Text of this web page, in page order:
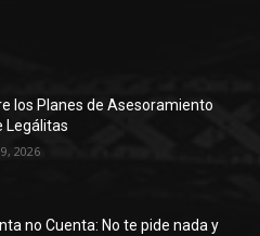
los Planes de Asesoramiento
Legálitas
2026
no Cuenta: No te pide nada y